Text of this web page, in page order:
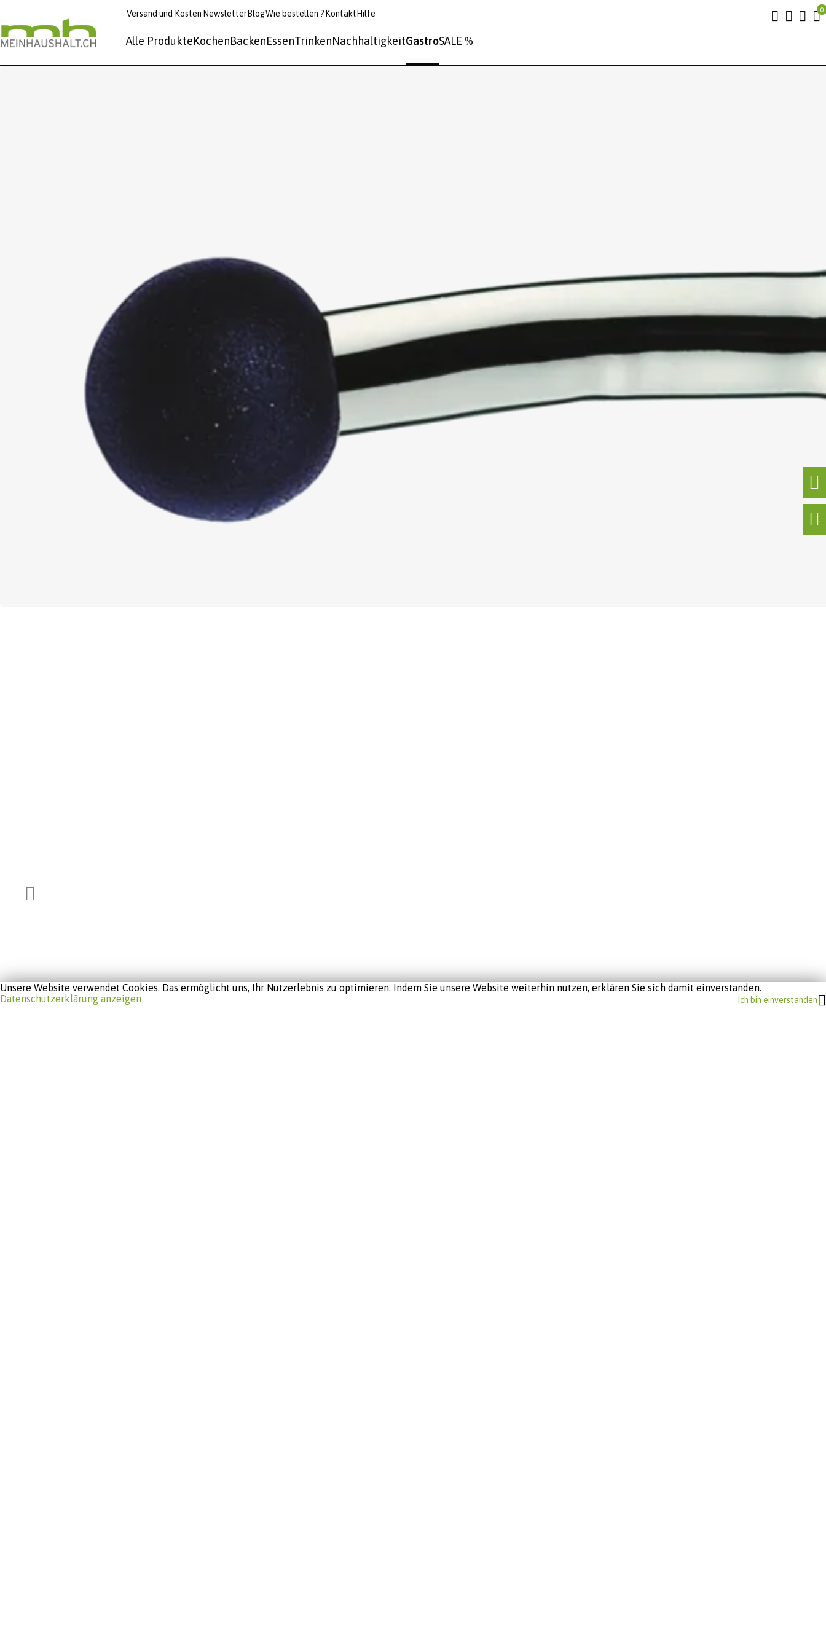
Versand und Kosten NewsletterBlogWie bestellen ? Kontakt Hilfe
Alle ProdukteKochenBackenEssenTrinkenNachhaltigkeitGastroSALE %
Unsere Website verwendet Cookies. Das ermöglicht uns, Ihr Nutzerlebnis zu optimieren. Indem Sie unsere Website weiterhin nutzen, erklären Sie sich damit einverstanden.
Datenschutzerklärung anzeigen
Ich bin einverstanden